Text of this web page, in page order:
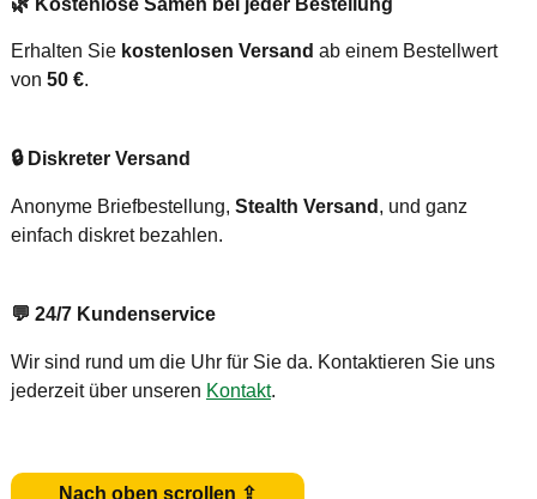
Erhalten Sie kostenlosen Versand ab einem Bestellwert
von 50 €.
🔒 Diskreter Versand
Anonyme Briefbestellung, Stealth Versand , und ganz
einfach diskret bezahlen.
💬 24/7 Kundenservice
Wir sind rund um die Uhr für Sie da. Kontaktieren Sie uns
jederzeit über unseren Kontakt.
Nach oben scrollen ⇪